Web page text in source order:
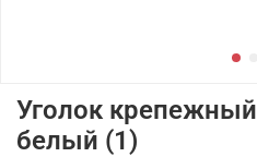
Уголок
белый (1)